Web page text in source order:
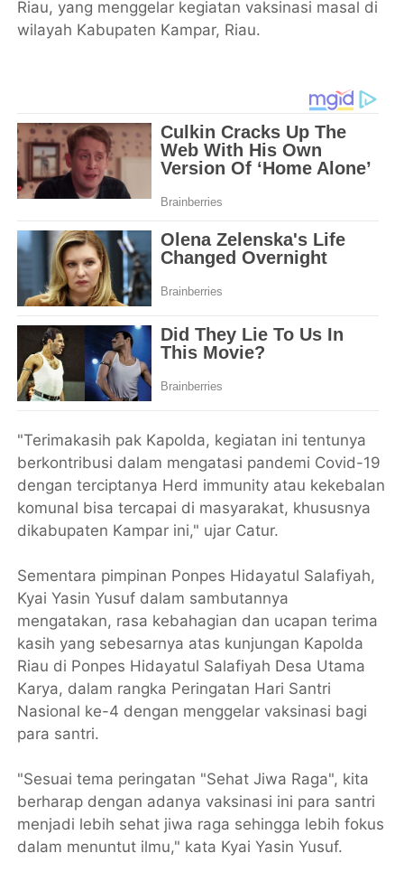
Riau, yang menggelar kegiatan vaksinasi masal di
wilayah Kabupaten Kampar, Riau.
"Terimakasih pak Kapolda, kegiatan ini tentunya
berkontribusi dalam mengatasi pandemi Covid-19
dengan terciptanya Herd immunity atau kekebalan
komunal bisa tercapai di masyarakat, khususnya
dikabupaten Kampar ini," ujar Catur.
Sementara pimpinan Ponpes Hidayatul Salafiyah,
Kyai Yasin Yusuf dalam sambutannya
mengatakan, rasa kebahagian dan ucapan terima
kasih yang sebesarnya atas kunjungan Kapolda
Riau di Ponpes Hidayatul Salafiyah Desa Utama
Karya, dalam rangka Peringatan Hari Santri
Nasional ke-4 dengan menggelar vaksinasi bagi
para santri.
"Sesuai tema peringatan "Sehat Jiwa Raga", kita
berharap dengan adanya vaksinasi ini para santri
menjadi lebih sehat jiwa raga sehingga lebih fokus
dalam menuntut ilmu," kata Kyai Yasin Yusuf.